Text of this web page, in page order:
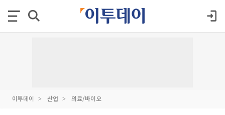
이투데이 산업 의료/바이오